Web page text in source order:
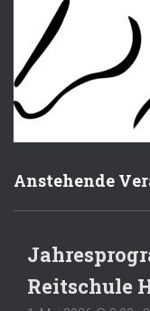
Anstehende
Reitschule